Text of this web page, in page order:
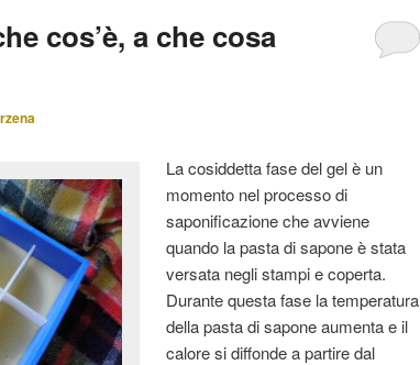
cos’è, a che cosa
La cosiddetta fase del gel è un
momento nel processo di
saponificazione che avviene
quando la pasta di sapone è stata
versata negli stampi e coperta.
Durante questa fase la temperatura
della pasta di sapone aumenta e il
calore si diffonde a partire dal